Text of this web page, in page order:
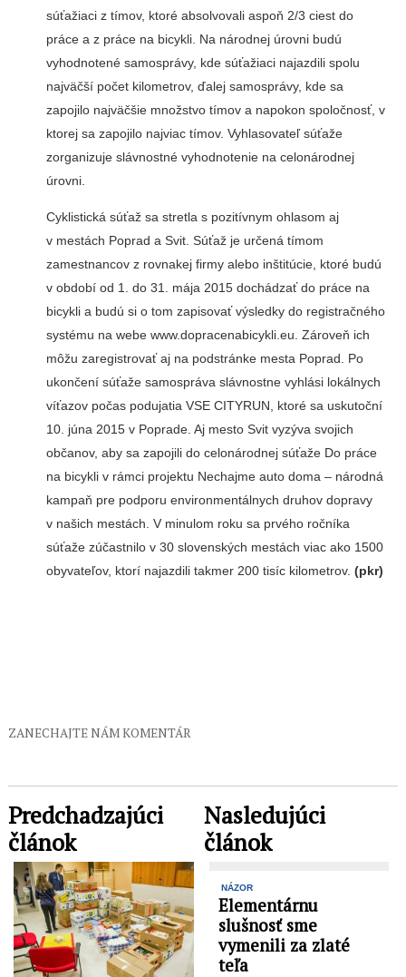
súťažiaci z tímov, ktoré absolvovali aspoň 2/3 ciest do
práce a z práce na bicykli. Na národnej úrovni budú
vyhodnotené samosprávy, kde súťažiaci najazdili spolu
najväčší počet kilometrov, ďalej samosprávy, kde sa
zapojilo najväčšie množstvo tímov a napokon spoločnosť, v
ktorej sa zapojilo najviac tímov. Vyhlasovateľ súťaže
zorganizuje slávnostné vyhodnotenie na celonárodnej
úrovni.
Cyklistická súťaž sa stretla s pozitívnym ohlasom aj
v mestách Poprad a Svit. Súťaž je určená tímom
zamestnancov z rovnakej firmy alebo inštitúcie, ktoré budú
v období od 1. do 31. mája 2015 dochádzať do práce na
bicykli a budú si o tom zapisovať výsledky do registračného
systému na webe www.dopracenabicykli.eu. Zároveň ich
môžu zaregistrovať aj na podstránke mesta Poprad. Po
ukončení súťaže samospráva slávnostne vyhlási lokálnych
víťazov počas podujatia VSE CITYRUN, ktoré sa uskutoční
10. júna 2015 v Poprade. Aj mesto Svit vyzýva svojich
občanov, aby sa zapojili do celonárodnej súťaže Do práce
na bicykli v rámci projektu Nechajme auto doma – národná
kampaň pre podporu environmentálnych druhov dopravy
v našich mestách. V minulom roku sa prvého ročníka
súťaže zúčastnilo v 30 slovenských mestách viac ako 1500
obyvateľov, ktorí najazdili takmer 200 tisíc kilometrov. (pkr)
ZANECHAJTE NÁM KOMENTÁR
Predchadzajúci
článok
Nasledujúci
článok
NÁZOR
Elementárnu
slušnosť sme
vymenili za zlaté
teľa